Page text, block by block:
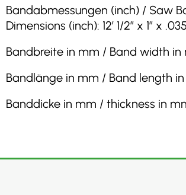
Bandabmessungen (inch) / Saw
Dimensions (inch): 12′ 1/2″ x 1″ x
Bandbreite in mm / Band width in
Bandlänge in mm / Band length
Banddicke in mm / thickness in